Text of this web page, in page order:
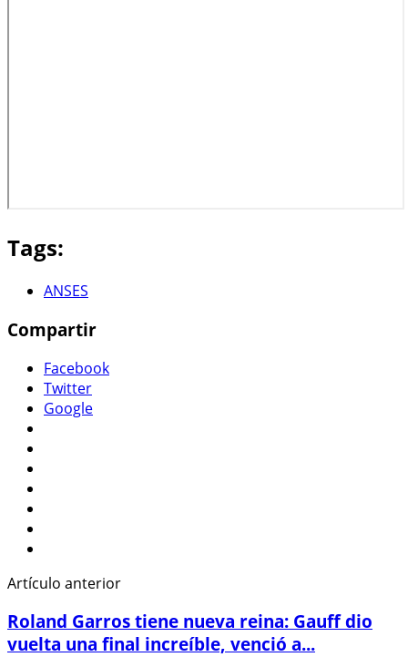
Tags:
ANSES
Compartir
Facebook
Twitter
Google
Artículo anterior
Roland Garros tiene nueva reina: Gauff dio
vuelta una final increíble, venció a...